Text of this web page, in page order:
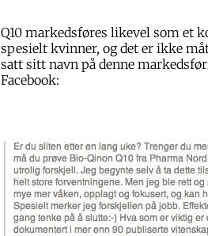
Q10 markedsføres likevel som et
spesielt kvinner, og det er ikke
satt sitt navn på denne
Facebook: